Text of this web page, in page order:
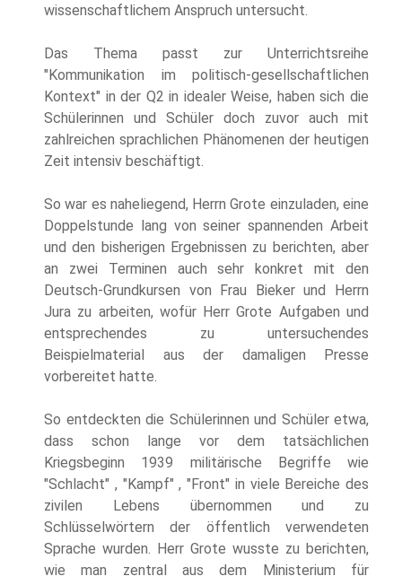
wissenschaftlichem Anspruch untersucht.
Das Thema passt zur Unterrichtsreihe
"Kommunikation im politisch-gesellschaftlichen
Kontext" in der Q2 in idealer Weise, haben sich die
Schülerinnen und Schüler doch zuvor auch mit
zahlreichen sprachlichen Phänomenen der heutigen
Zeit intensiv beschäftigt.
So war es naheliegend, Herrn Grote einzuladen, eine
Doppelstunde lang von seiner spannenden Arbeit
und den bisherigen Ergebnissen zu berichten, aber
an zwei Terminen auch sehr konkret mit den
Deutsch-Grundkursen von Frau Bieker und Herrn
Jura zu arbeiten, wofür Herr Grote Aufgaben und
entsprechendes zu untersuchendes
Beispielmaterial aus der damaligen Presse
vorbereitet hatte.
So entdeckten die Schülerinnen und Schüler etwa,
dass schon lange vor dem tatsächlichen
Kriegsbeginn 1939 militärische Begriffe wie
"Schlacht" , "Kampf" , "Front" in viele Bereiche des
zivilen Lebens übernommen und zu
Schlüsselwörtern der öffentlich verwendeten
Sprache wurden. Herr Grote wusste zu berichten,
wie man zentral aus dem Ministerium für